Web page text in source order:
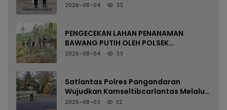
2026-08-04 33
PENGECEKAN LAHAN PENANAMAN
BAWANG PUTIH OLEH POLSEK
LANGKAPLANCAR DUKUNG PROGRAM
2026-08-04 33
Satlantas Polres Pangandaran
Wujudkan Kamseltibcarlantas Melalui
Pelayanan Arus Pagi
2026-08-03 32